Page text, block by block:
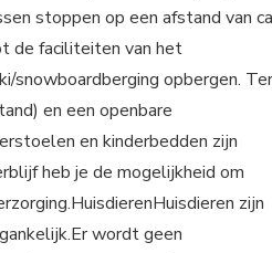
stoppen op een afstand van
de faciliteiten van het
snowboardberging opbergen. Ter
en een openbare
en kinderbedden zijn
heb je de mogelijkheid om
zijn
wordt geen